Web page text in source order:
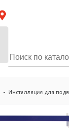
- Инсталляция для